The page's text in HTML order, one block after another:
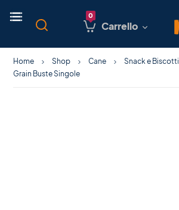
Carrello
Home Shop Cane Snack e Biscotti
Grain Buste Singole